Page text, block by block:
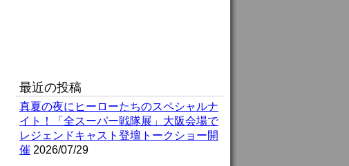
最近の投稿
真夏の夜にヒーローたちのスペシャルナ
イト！「全スーパー戦隊展」大阪会場で
レジェンドキャスト登壇トークショー開
催 2026/07/29